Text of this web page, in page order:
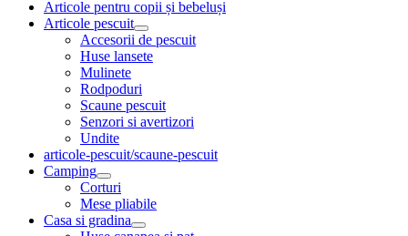
Articole pentru copii și bebeluși
Articole pescuit
Accesorii de pescuit
Huse lansete
Mulinete
Rodpoduri
Scaune pescuit
Senzori si avertizori
Undite
articole-pescuit/scaune-pescuit
Camping
Corturi
Mese pliabile
Casa si gradina